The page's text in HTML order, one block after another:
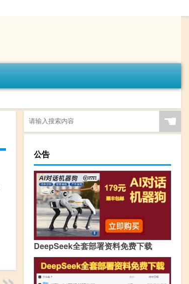
☚
公告
DeepSeek全套部署资料免费下载